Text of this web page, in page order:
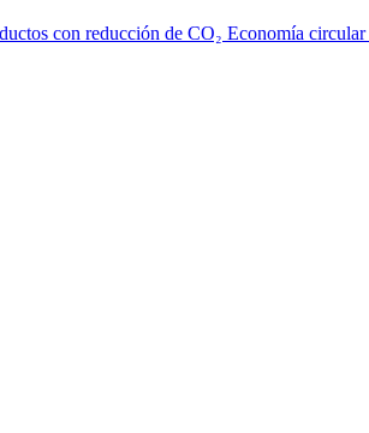
con reducción de CO₂ Economía circular